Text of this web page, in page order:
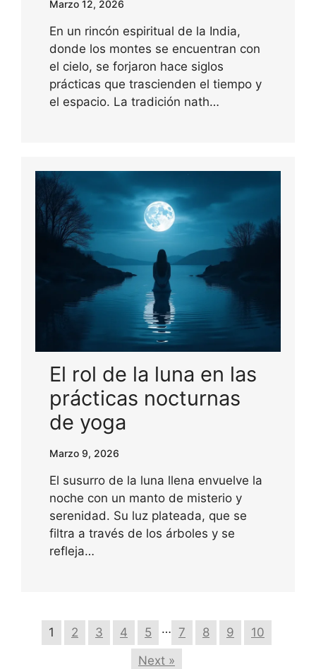
Marzo 12, 2026
En un rincón espiritual de la India,
donde los montes se encuentran con
el cielo, se forjaron hace siglos
prácticas que trascienden el tiempo y
el espacio. La tradición nath…
El rol de la luna en las
prácticas nocturnas
de yoga
Marzo 9, 2026
El susurro de la luna llena envuelve la
noche con un manto de misterio y
serenidad. Su luz plateada, que se
filtra a través de los árboles y se
refleja…
1 2 3 4 5 … 7 8 9
10
Next »